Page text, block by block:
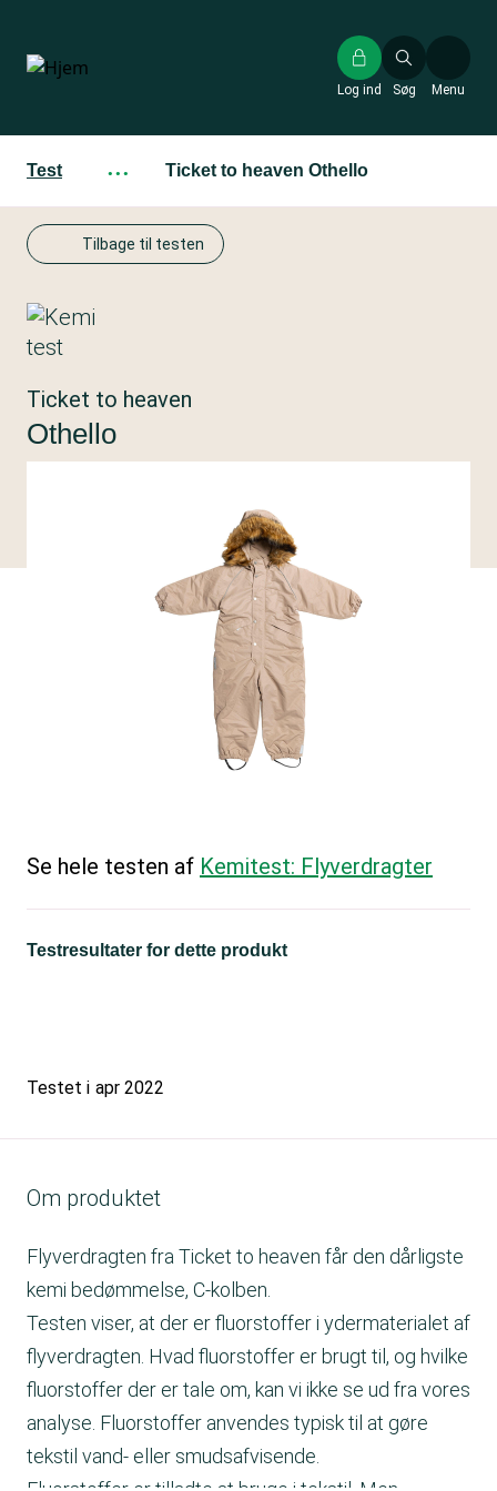
hovedindhold
Søg
Log ind Menu
Test ··· Ticket to heaven Othello
Tilbage til testen
Ticket to heaven
Othello
Se hele testen af Kemitest: Flyverdragter
Testresultater for dette produkt
Testet i apr 2022
Om produktet
Flyverdragten fra Ticket to heaven får den dårligste
kemi bedømmelse, C-kolben.
Testen viser, at der er fluorstoffer i ydermaterialet af
flyverdragten. Hvad fluorstoffer er brugt til, og hvilke
fluorstoffer der er tale om, kan vi ikke se ud fra vores
analyse. Fluorstoffer anvendes typisk til at gøre
tekstil vand- eller smudsafvisende.